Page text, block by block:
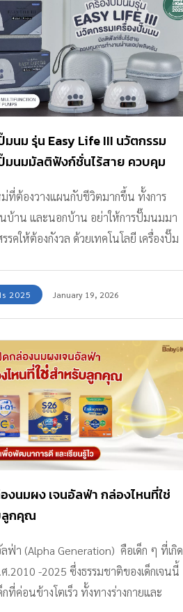
มนม รุ่น Easy Life III นวัตกรรม
มนมมัลติฟังก์ชั่นไร้สาย ควบคุม
งานผ่านแอปพลิเคชัน ปั๊มเกลี้ยง ปั๊ม
ต้องใช้มือจับ!
ที่ต้องวางแผนกับชีวิตมากขึ้น ทั้งการ
บ้าน และนอกบ้าน อย่าให้การปั๊มนมมา
รคให้ต้องกังวล ด้วยเทคโนโลยี เครื่องปั๊ม
กได้ในเครื่องเดียว นวัตกรรมใหม่จาก
Mom ให้ความตั้งใจของแม่ ในการให้นม
อยได้ยาวนานที่สุดได้อย่างที่ตั้งใจ แถม
มสบาย สะดวกและทันสมัย เครื่องเดียวเอา
ตุผลดีดี ที่ทำไมต้องเลือก Attitude Mom
เครื่องปั๊มนม รุ่น Easy Life III
ป็นพิเศษไร้สาย ปั๊มได้ไม่ต้องจับ เพียงคุณ
ส่ไว้ในเสื้อชั้นในให้นมได้ทันที ทำให้มีมือ
กรรมอื่น ๆ ไปพร้อมกับการปั๊มนม จะไถ
ำงานบ้าน หรือ นั่งทำงานก็สะดวก มา
ชันการใช้งานถึง 4 โหมด ทั้งโหมดนวด
2025 January 19, 2026
งนมผง เจนอัลฟ่า กล่องไหนที่ใช่
ลูกคุณ
ลฟ่า (Alpha Generation) คือเด็ก ๆ ที่เกิด
.2010 -2025 ซึ่งธรรมชาติของเด็กเจนนี้
กที่ค่อนข้างโตเร็ว ทั้งทางร่างกายและ